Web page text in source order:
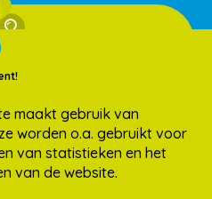
idee
Nieuws Over ons Wijken
maakt gebruik van
worden o.a. gebruikt voor
van statistieken en het
van de website.